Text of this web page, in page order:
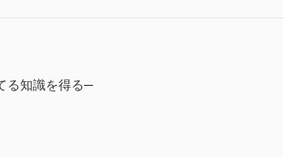
る知識を得る─